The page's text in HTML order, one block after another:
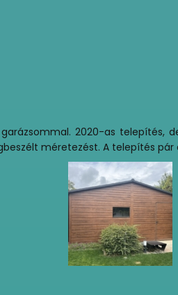
garázsommal. 2020-as
méretezést. A telepítés